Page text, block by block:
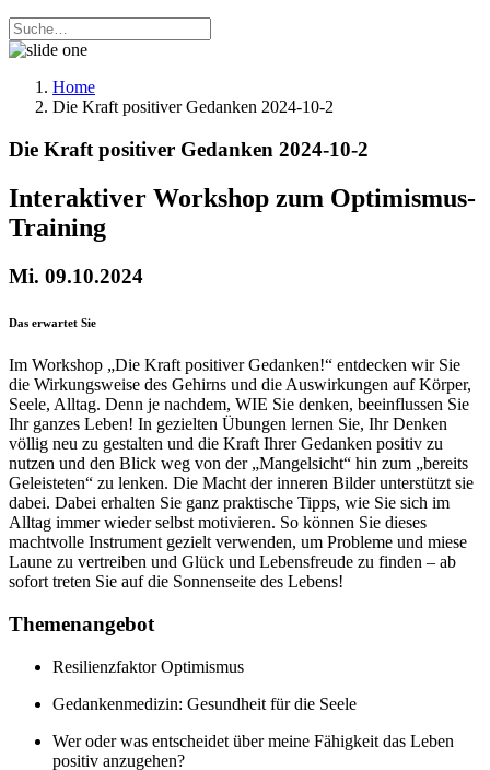
Home
Die Kraft positiver Gedanken 2024-10-2
Die Kraft positiver Gedanken 2024-10-2
Interaktiver Workshop zum Optimismus-
Training
Mi. 09.10.2024
Das erwartet Sie
Im Workshop „Die Kraft positiver Gedanken!“ entdecken wir Sie
die Wirkungsweise des Gehirns und die Auswirkungen auf Körper,
Seele, Alltag. Denn je nachdem, WIE Sie denken, beeinflussen Sie
Ihr ganzes Leben! In gezielten Übungen lernen Sie, Ihr Denken
völlig neu zu gestalten und die Kraft Ihrer Gedanken positiv zu
nutzen und den Blick weg von der „Mangelsicht“ hin zum „bereits
Geleisteten“ zu lenken. Die Macht der inneren Bilder unterstützt sie
dabei. Dabei erhalten Sie ganz praktische Tipps, wie Sie sich im
Alltag immer wieder selbst motivieren. So können Sie dieses
machtvolle Instrument gezielt verwenden, um Probleme und miese
Laune zu vertreiben und Glück und Lebensfreude zu finden – ab
sofort treten Sie auf die Sonnenseite des Lebens!
Themenangebot
Resilienzfaktor Optimismus
Gedankenmedizin: Gesundheit für die Seele
Wer oder was entscheidet über meine Fähigkeit das Leben
positiv anzugehen?